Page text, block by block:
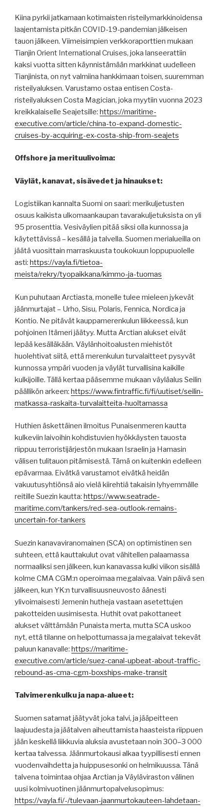
Kiina pyrkii jatkamaan kotimaisten risteilymarkkinoidensa
laajentamista pitkän COVID-19-pandemian jälkeisen
tauon jälkeen. Viimeisimpien verkkoraporttien mukaan
Tianjin Orient International Cruises, joka lanseerattiin
kaksi vuotta sitten käynnistämään markkinat uudelleen
Tianjinista, on nyt valmiina hankkimaan toisen, suuremman
risteilyaluksen. Varustamo ostaa entisen Costa-
risteilyaluksen Costa Magician, joka myytiin vuonna 2023
kreikkalaiselle Seajetsille: https://maritime-
executive.com/article/china-to-expand-domestic-
cruises-by-acquiring-ex-costa-ship-from-seajets
Offshore ja merituulivoima:
Väylät, kanavat, sisävedet ja hinaukset:
Logistiikan kannalta Suomi on saari: merikuljetusten
osuus kaikista ulkomaankaupan tavarakuljetuksista on yli
95 prosenttia. Vesiväylien pitää siksi olla kunnossa ja
käytettävissä – kesällä ja talvella. Suomen merialueilla on
jäätä vuosittain marraskuusta toukokuun loppupuolelle
asti: https://vayla.fi/tietoa-
meista/rekry/tyopaikkana/kimmo-ja-tuomas
Kun puhutaan Arctiasta, monelle tulee mieleen jykevät
jäänmurtajat – Urho, Sisu, Polaris, Fennica, Nordica ja
Kontio. Ne pitävät kauppamerenkulun liikkeessä, kun
pohjoinen Itämeri jäätyy. Mutta Arctian alukset eivät
lepää kesälläkään. Väylänhoitoalusten miehistöt
huolehtivat siitä, että merenkulun turvalaitteet pysyvät
kunnossa ympäri vuoden ja väylät turvallisina kaikille
kulkijoille. Tällä kertaa pääsemme mukaan väyläalus Seilin
päällikön arkeen: https://www.fintraffic.fi/fi/uutiset/seilin-
matkassa-raskaita-turvalaitteita-huoltamassa
Huthien äskettäinen ilmoitus Punaisenmeren kautta
kulkeviin laivoihin kohdistuvien hyökkäysten tauosta
riippuu terroristijärjestön mukaan Israelin ja Hamasin
välisen tulitauon pitämisestä. Tämä on kuitenkin edelleen
epävarmaa. Eivätkä varustamot eivätkä heidän
vakuutusyhtiönsä aio vielä kiirehtiä takaisin lyhyemmälle
reitille Suezin kautta: https://www.seatrade-
maritime.com/tankers/red-sea-outlook-remains-
uncertain-for-tankers
Suezin kanavaviranomainen (SCA) on optimistinen sen
suhteen, että kauttakulut ovat vähitellen palaamassa
normaaliksi sen jälkeen, kun kanavassa kulki viikon sisällä
kolme CMA CGM:n operoimaa megalaivaa. Vain päivä sen
jälkeen, kun YK:n turvallisuusneuvosto äänesti
ylivoimaisesti Jemenin hutheja vastaan ​​asetettujen
pakotteiden uusimisesta. Huthit ovat pakottaneet
alukset välttämään Punaista merta, mutta SCA uskoo
nyt, että tilanne on helpottumassa ja megalaivat tekevät
paluun kanavalle: https://maritime-
executive.com/article/suez-canal-upbeat-about-traffic-
rebound-as-cma-cgm-boxships-make-transit
Talvimerenkulku ja napa-alueet:
Suomen satamat jäätyvät joka talvi, ja jääpeitteen
laajuudesta ja jäätalven aiheuttamista haasteista riippuen
jään keskellä liikkuvia aluksia avustetaan noin 300–3 000
kertaa talvessa. Jäänmurtokausi alkaa tyypillisesti ennen
vuodenvaihdetta ja huippusesonki on helmikuussa. Tänä
talvena toimintaa ohjaa Arctian ja Väyläviraston välinen
uusi kolmivuotinen jäänmurtopalvelusopimus:
https://vayla.fi/-/tulevaan-jaanmurtokauteen-lahdetaan-